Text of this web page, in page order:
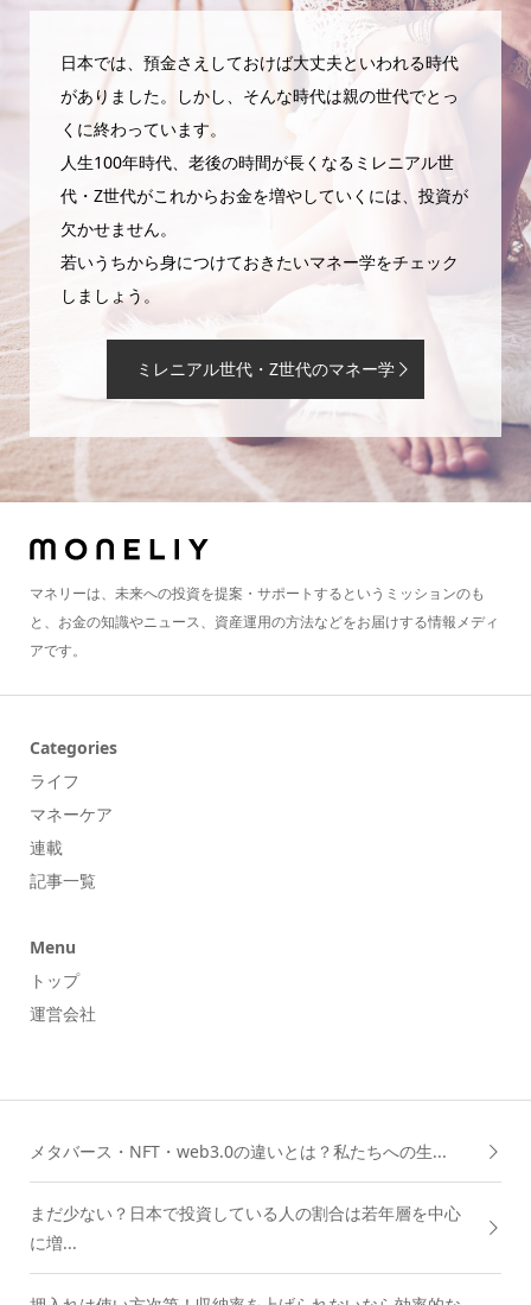
日本では、預金さえしておけば大丈夫といわれる時代
がありました。しかし、そんな時代は親の世代でとっ
くに終わっています。
人生100年時代、老後の時間が長くなるミレニアル世
代・Z世代がこれからお金を増やしていくには、投資が
欠かせません。
若いうちから身につけておきたいマネー学をチェック
しましょう。
ミレニアル世代・Z世代のマネー学
マネリーは、未来への投資を提案・サポートするというミッションのも
と、お金の知識やニュース、資産運用の方法などをお届けする情報メディ
アです。
Categories
ライフ
マネーケア
連載
記事一覧
Menu
トップ
運営会社
メタバース・NFT・web3.0の違いとは？私たちへの生...
まだ少ない？日本で投資している人の割合は若年層を中心
に増...